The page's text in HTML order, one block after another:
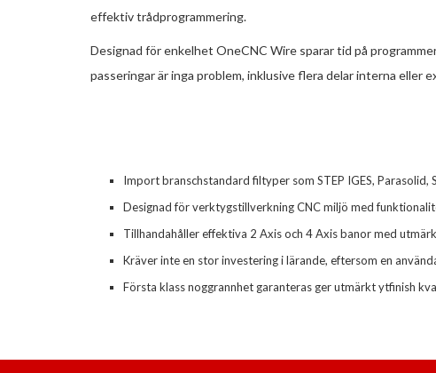
effektiv trådprogrammering.
Designad för enkelhet OneCNC Wire sparar tid på
passeringar är inga problem, inklusive flera delar interna eller
Import branschstandard filtyper som STEP IGES, Parasolid,
Designad för verktygstillverkning CNC miljö med
Tillhandahåller effektiva 2 Axis och 4 Axis banor med
Kräver inte en stor investering i lärande, eftersom en
Första klass noggrannhet garanteras ger utmärkt ytfinish